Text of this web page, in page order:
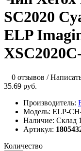
SC2020
ELP
0 отзывов /
35.69 руб.
Производитель:
Модель: ELP-
Наличие: Склад
Артикул:
Количество